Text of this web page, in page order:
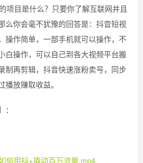
项目是什么？只要你了解互联网并且
么你会毫不犹豫的回答是：抖音短视
操作简单，一部手机就可以操作，不
白操作，可以自己到各大视频平台搬
制再剪辑，抖音快速涨粉卖号，同步
放赚取收益。
何用抖+撬动百万流量.mp4